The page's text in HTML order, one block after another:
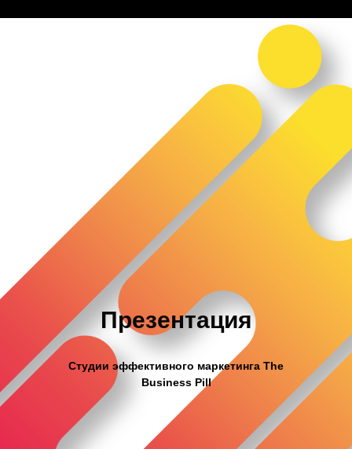
Презентация
Студии эффективного маркетинга The
Business Pill